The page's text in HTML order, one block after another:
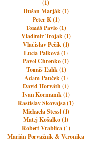
(1)
Dušan Marják (1)
Peter K (1)
Tomáš Pavlo (1)
Vladimir Trojak (1)
Vladislav Pečík (1)
Lucia Palková (1)
Pavol Chrenko (1)
Tomáš Ľalík (1)
Adam Pauček (1)
David Horváth (1)
Ivan Kormaník (1)
Rastislav Skovajsa (1)
Michaela Stessl (1)
Matej Košalko (1)
Robert Vrablica (1)
Marián Porvažník & Veronika